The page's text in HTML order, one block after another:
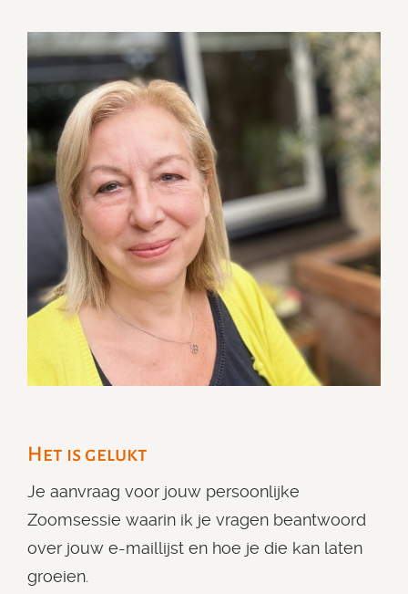
Het is gelukt
Je aanvraag voor jouw persoonlijke
Zoomsessie waarin ik je vragen beantwoord
over jouw e-maillijst en hoe je die kan laten
groeien.